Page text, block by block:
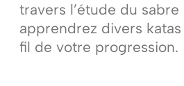
travers l’étude du
apprendrez divers
fil de votre progression.